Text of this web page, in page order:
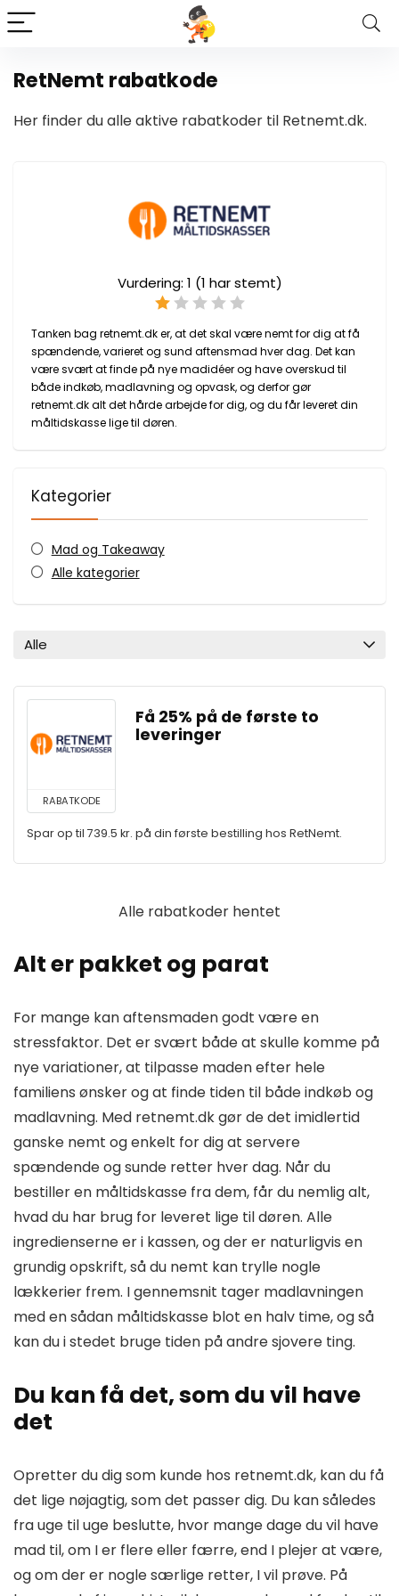
RetNemt rabatkode
Her finder du alle aktive rabatkoder til Retnemt.dk.
Vurdering: 1 (1 har stemt)
Tanken bag retnemt.dk er, at det skal være nemt for dig at få
spændende, varieret og sund aftensmad hver dag. Det kan
være svært at finde på nye madidéer og have overskud til
både indkøb, madlavning og opvask, og derfor gør
retnemt.dk alt det hårde arbejde for dig, og du får leveret din
måltidskasse lige til døren.
Kategorier
Mad og Takeaway
Alle kategorier
Alle
RABATKODE
Få 25% på de første to
leveringer
Spar op til 739.5 kr. på din første bestilling hos RetNemt.
Alle rabatkoder hentet
Alt er pakket og parat
For mange kan aftensmaden godt være en
stressfaktor. Det er svært både at skulle komme på
nye variationer, at tilpasse maden efter hele
familiens ønsker og at finde tiden til både indkøb og
madlavning. Med retnemt.dk gør de det imidlertid
ganske nemt og enkelt for dig at servere
spændende og sunde retter hver dag. Når du
bestiller en måltidskasse fra dem, får du nemlig alt,
hvad du har brug for leveret lige til døren. Alle
ingredienserne er i kassen, og der er naturligvis en
grundig opskrift, så du nemt kan trylle nogle
lækkerier frem. I gennemsnit tager madlavningen
med en sådan måltidskasse blot en halv time, og så
kan du i stedet bruge tiden på andre sjovere ting.
Du kan få det, som du vil have
det
Opretter du dig som kunde hos retnemt.dk, kan du få
det lige nøjagtig, som det passer dig. Du kan således
fra uge til uge beslutte, hvor mange dage du vil have
mad til, om I er flere eller færre, end I plejer at være,
og om der er nogle særlige retter, I vil prøve. På